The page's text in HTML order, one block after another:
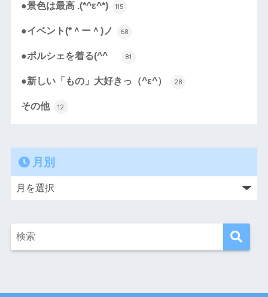
●景色は最高 .(*^ε^*) 115
●イベント(*＾ー＾)ノ 68
●ポルシェを着る(^^ゞ 81
●新しい「もの」大好きっ（^ε^） 28
その他 12
月別